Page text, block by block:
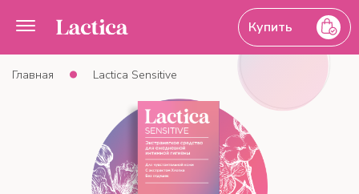
Купить
Главная Lactica Sensitive